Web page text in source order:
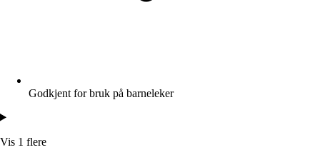
Godkjent for bruk på barneleker
Vis 1 flere